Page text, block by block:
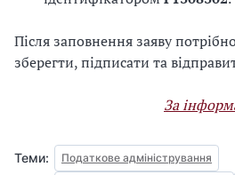
Після заповнення заяву
зберегти, підписати та
За
Теми:
Податкове адміністрування